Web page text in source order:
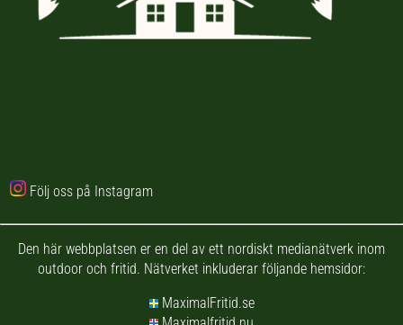
Följ oss på Instagram
Den här webbplatsen er en del av ett nordiskt medianätverk inom
outdoor och fritid. Nätverket inkluderar följande hemsidor:
MaximalFritid.se